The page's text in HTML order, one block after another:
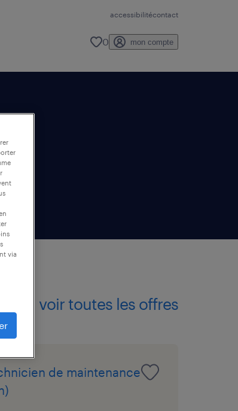
accessibilitécontact
0 mon compte
voir toutes les offres
de maintenance
via